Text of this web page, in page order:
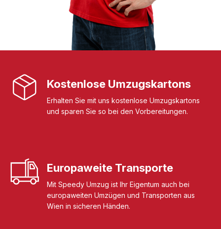
Kostenlose Umzugskartons
Erhalten Sie mit uns kostenlose Umzugskartons
und sparen Sie so bei den Vorbereitungen.
Europaweite Transporte
Mit Speedy Umzug ist Ihr Eigentum auch bei
europaweiten Umzügen und Transporten aus
Wien in sicheren Händen.